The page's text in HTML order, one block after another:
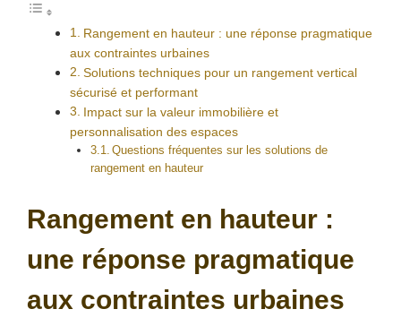
Rangement en hauteur : une réponse pragmatique
aux contraintes urbaines
Solutions techniques pour un rangement vertical
sécurisé et performant
Impact sur la valeur immobilière et
personnalisation des espaces
Questions fréquentes sur les solutions de
rangement en hauteur
Rangement en hauteur :
une réponse pragmatique
aux contraintes urbaines